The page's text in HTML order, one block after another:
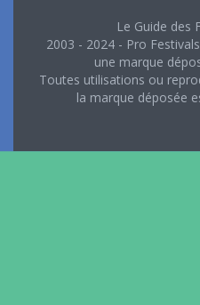
Le Guide des
2003 - 2024 - Pro
une marque
Toutes utilisations ou
la marque déposée